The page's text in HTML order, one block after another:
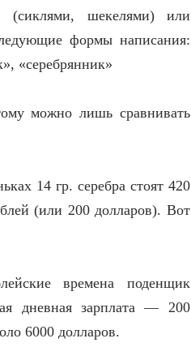
(сиклями, шекелями) или
формы написания:
«серебрянник»
можно лишь сравнивать
14 гр. серебра стоят 420
(или 200 долларов). Вот
времена поденщик
дневная зарплата — 200
6000 долларов.